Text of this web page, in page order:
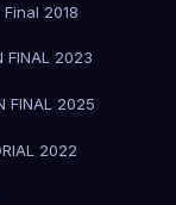
2018
FINAL 2023
FINAL 2025
2022